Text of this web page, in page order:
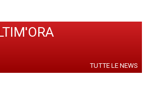
TUTTE LE NEWS